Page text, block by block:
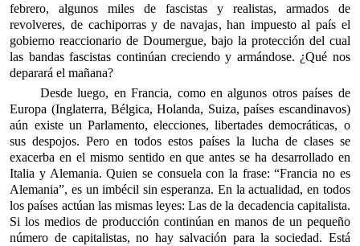
febrero, algunos miles de fascistas y realistas, armados de
revolveres, de cachiporras y de navajas, han impuesto al país el
gobierno reaccionario de Doumergue, bajo la protección del cual
las bandas fascistas continúan creciendo y armándose. ¿Qué nos
deparará el mañana?
Desde luego, en Francia, como en algunos otros países de
Europa (Inglaterra, Bélgica, Holanda, Suiza, países escandinavos)
aún existe un Parlamento, elecciones, libertades democráticas, o
sus despojos. Pero en todos estos países la lucha de clases se
exacerba en el mismo sentido en que antes se ha desarrollado en
Italia y Alemania. Quien se consuela con la frase: “Francia no es
Alemania”, es un imbécil sin esperanza. En la actualidad, en todos
los países actúan las mismas leyes: Las de la decadencia capitalista.
Si los medios de producción continúan en manos de un pequeño
número de capitalistas, no hay salvación para la sociedad. Está